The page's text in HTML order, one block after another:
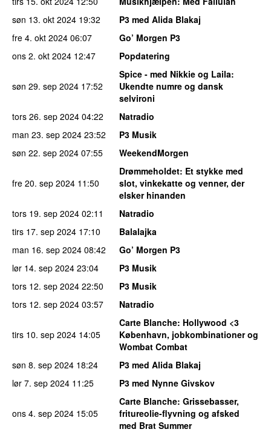
søn 13. okt 2024 19:32
P3 med Alida Blakaj
fre 4. okt 2024 06:07
Go’ Morgen P3
ons 2. okt 2024 12:47 Popdatering
søn 29. sep 2024 17:52
Spice - med Nikkie og Laila:
Ukendte numre og dansk
selvironi
tors 26. sep 2024 04:22
Natradio
man 23. sep 2024 23:52
P3 Musik
søn 22. sep 2024 07:55 WeekendMorgen
fre 20. sep 2024 11:50
Drømmeholdet: Et stykke med
slot, vinkekatte og venner, der
elsker hinanden
tors 19. sep 2024 02:11
Natradio
tirs 17. sep 2024 17:10
Balalajka
man 16. sep 2024 08:42
Go’ Morgen P3
lør 14. sep 2024 23:04
P3 Musik
tors 12. sep 2024 22:50
P3 Musik
tors 12. sep 2024 03:57 Natradio
tirs 10. sep 2024 14:05
Carte Blanche: Hollywood <3
København, jobkombinationer og
Wombat Combat
søn 8. sep 2024 18:24
P3 med Alida Blakaj
lør 7. sep 2024 11:25 P3 med Nynne Givskov
ons 4. sep 2024 15:05
Carte Blanche: Grissebasser,
fritureolie-flyvning og afsked
med Brat Summer